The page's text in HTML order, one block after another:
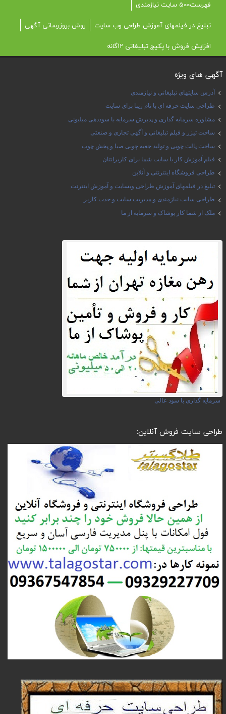
فهرست500 سایت نیازمندی
تبلیغ در فیلمهای آموزش طراحی وب سایت
روش بروزرسانی آگهی
افزایش فروش با پکیج تبلیغاتی 12گانه
آگهی های ویژه
آدرس سایتهای تبلیغاتی و نیازمندی
طراحی سایت حرفه ای با نام زیبا برای سایت
مشاوره سرمایه گذاری و پذیرش سرمایه با سوددهی میلیونی
ساخت تیزر و فیلم تبلیغاتی و آگهی تجاری و صنعتی
ساخت پالت چوبی و تولید جعبه چوبی صبا و پخش چوب
فیلم آموزش کار با سایت شما برای کاربرانتان
طراحی فروشگاه اینترنتی و آنلاین
تبلیغ در فیلمهای آموزش طراحی وبسایت و آموزش اینترنت
طراحی سایت نیازمندی و مدیریت سایت و جذب کاربر
ملک از شما کار پوشاک و سرمایه از ما
سرمایه گذاری با سود عالی
طراحی سایت فروش آنلاین: